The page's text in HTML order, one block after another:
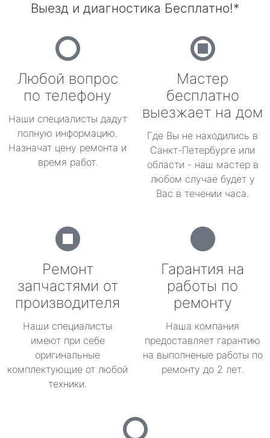
Выезд и диагностика Бесплатно!*
Любой вопрос
по телефону
Наши специалисты дадут
полную информацию.
Назначат цену ремонта и
время работ.
Мастер
бесплатно
выезжает на дом
Где Вы не находились в
Санкт-Петербурге или
области - наш мастер в
любом случае будет у
Вас в течении часа.
Ремонт
запчастями от
производителя
Наши специалисты
имеют при себе
оригинальные
комплектующие от любой
техники.
Гарантия на
работы по
ремонту
Наша компания
предоставляет гарантию
на выполненые работы по
ремонту до 2 лет.